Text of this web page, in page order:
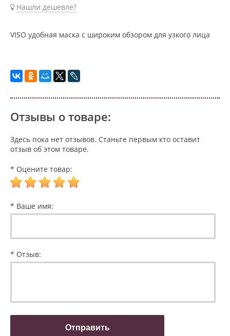
Нашли дешевле?
VISO удобная маска с широким обзором для узкого лица
Отзывы о товаре:
Здесь пока нет отзывов. Станьте первым кто оставит
отзыв об этом товаре.
* Оцените товар:
* Ваше имя:
* Отзыв: